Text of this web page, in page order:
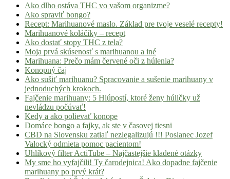
Ako dlho ostáva THC vo vašom organizme?
Ako spraviť bongo?
Recept: Marihuanové maslo. Základ pre tvoje veselé recepty!
Marihuanové koláčiky – recept
Ako dostať stopy THC z tela?
Moja prvá skúsenosť s marihuanou a iné
Marihuana: Prečo mám červené oči z húlenia?
Konopný čaj
Ako sušiť marihuanu? Spracovanie a sušenie marihuany v
jednoduchých krokoch.
Fajčenie marihuany: 5 Hlúpostí, ktoré ženy húličky už
nevládzu počúvať!
Kedy a ako polievať konope
Domáce bongo a fajky, ak ste v časovej tiesni
CBD na Slovensku zatiaľ nezlegalizujú !!! Poslanec Jozef
Valocký odmieta pomoc pacientom!
Uhlíkový filter ActiTube – Najčastejšie kladené otázky
My sme ho vyfajčili! Ty čarodejnica! Ako dopadne fajčenie
marihuany po prvý krát?